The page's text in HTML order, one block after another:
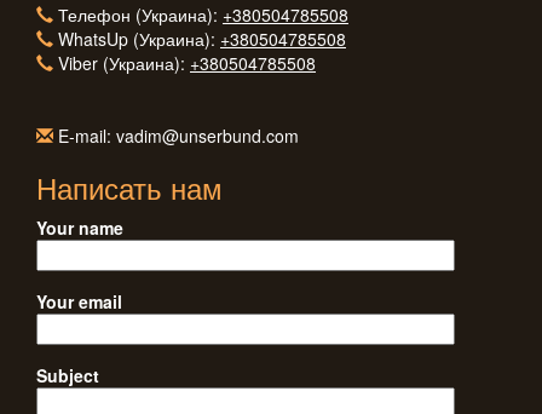
Телефон (Украина): +380504785508
WhatsUp (Украина): +380504785508
Viber (Украина): +380504785508
E-mail: vadim@unserbund.com
Написать нам
Your name
Your email
Subject